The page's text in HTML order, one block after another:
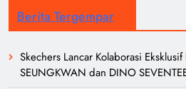
Berita Tergempar
Skechers Lancar Kolaborasi Eksklusif
SEUNGKWAN dan DINO